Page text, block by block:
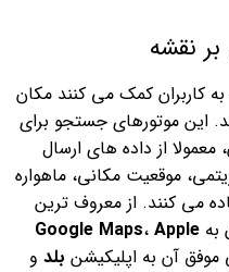
نقشه
کاربران کمک می کنند مکان
این موتورهای جستجو برای
معمولا از داده های ارسال
موقعیت مکانی، ماهواره
می کنند. از معروف ترین
Google Maps، Apple
موفق آن به اپلیکیشن بلد و